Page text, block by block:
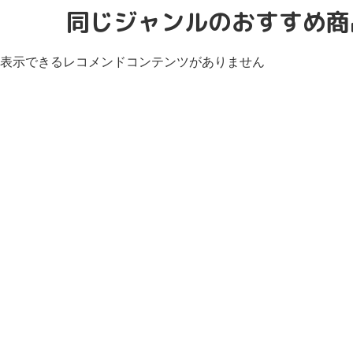
同じジャンルのおすすめ
表示できるレコメンドコンテンツがありません